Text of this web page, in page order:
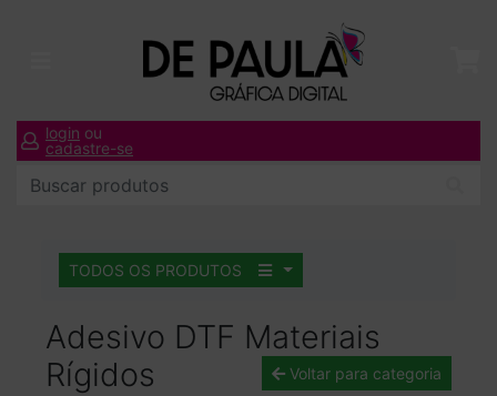
login ou
cadastre-se
TODOS OS PRODUTOS
Adesivo DTF Materiais
Rígidos
Voltar para categoria